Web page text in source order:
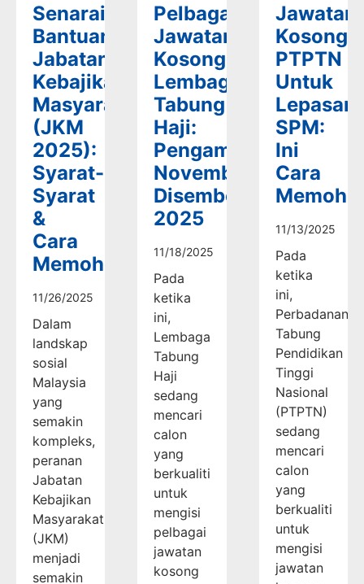
Senarai
Bantuan
Jabatan
Kebajikan
Masyarakat
(JKM
2025):
Syarat-
Syarat
&
Cara
Memohon
11/26/2025
Dalam
landskap
sosial
Malaysia
yang
semakin
kompleks,
peranan
Jabatan
Kebajikan
Masyarakat
(JKM)
menjadi
semakin
Pelbagai
Jawatan
Kosong
Lembaga
Tabung
Haji:
Pengambilan
November-
Disember
2025
11/18/2025
Pada
ketika
ini,
Lembaga
Tabung
Haji
sedang
mencari
calon
yang
berkualiti
untuk
mengisi
pelbagai
jawatan
kosong
Jawatan
Kosong
PTPTN
Untuk
Lepasan
SPM:
Ini
Cara
11/13/2025
Pada
ketika
ini,
Perbadanan
Tabung
Pendidikan
Tinggi
Nasional
(PTPTN)
sedang
mencari
calon
yang
berkualiti
untuk
mengisi
jawatan